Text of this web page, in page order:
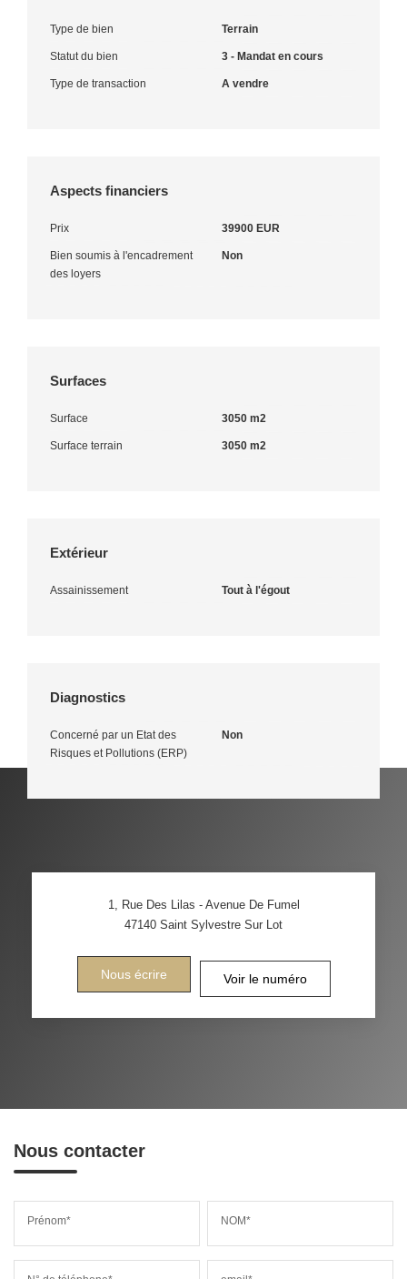
Type de bien Terrain
Statut du bien 3 - Mandat en cours
Type de transaction A vendre
Aspects financiers
Prix 39900 EUR
Bien soumis à l'encadrement
des loyers
Non
Surfaces
Surface 3050 m2
Surface terrain 3050 m2
Extérieur
Assainissement Tout à l'égout
Diagnostics
Concerné par un Etat des
Risques et Pollutions (ERP)
Non
1, Rue Des Lilas - Avenue De Fumel
47140 Saint Sylvestre Sur Lot
Nous écrire Voir le numéro
Nous contacter
Prénom* NOM*